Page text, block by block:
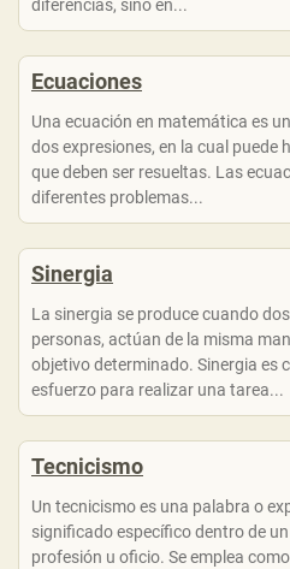
diferencias, sino en...
Ecuaciones
Una ecuación en matemática es
dos expresiones, en la cual puede
que deben ser resueltas. Las
diferentes problemas...
Sinergia
La sinergia se produce cuando
personas, actúan de la misma
objetivo determinado. Sinergia es
esfuerzo para realizar una tarea...
Tecnicismo
Un tecnicismo es una palabra o
significado específico dentro de
profesión u oficio. Se emplea